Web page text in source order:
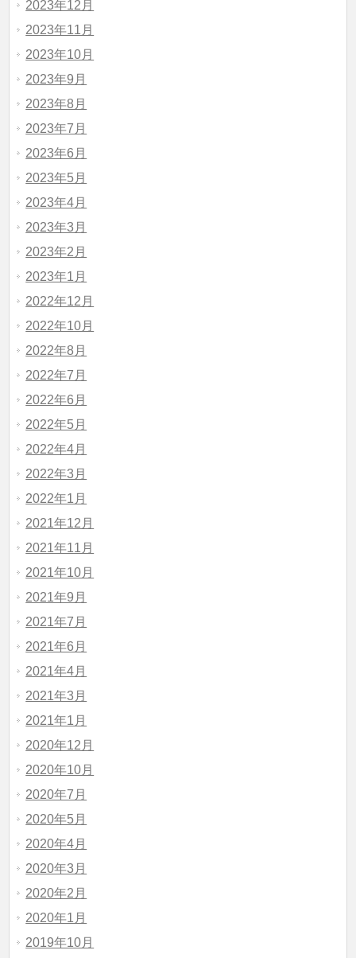
2023年12月
2023年11月
2023年10月
2023年9月
2023年8月
2023年7月
2023年6月
2023年5月
2023年4月
2023年3月
2023年2月
2023年1月
2022年12月
2022年10月
2022年8月
2022年7月
2022年6月
2022年5月
2022年4月
2022年3月
2022年1月
2021年12月
2021年11月
2021年10月
2021年9月
2021年7月
2021年6月
2021年4月
2021年3月
2021年1月
2020年12月
2020年10月
2020年7月
2020年5月
2020年4月
2020年3月
2020年2月
2020年1月
2019年10月